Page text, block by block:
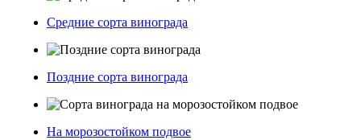
Средние сорта винограда
Поздние сорта винограда
На морозостойком подвое